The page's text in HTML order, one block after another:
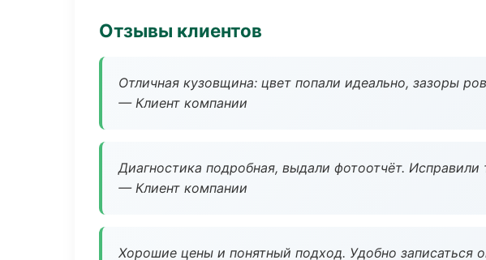
Отзывы клиентов
Отличная кузовщина: цвет попали идеально, зазоры
— Клиент компании
Диагностика подробная, выдали фотоотчёт. Исправили
— Клиент компании
Хорошие цены и понятный подход. Удобно записаться